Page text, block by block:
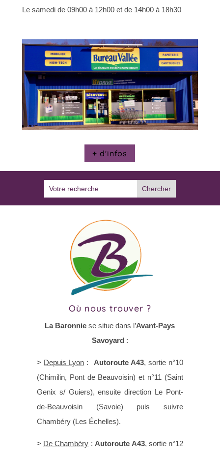
Le samedi de 09h00 à 12h00 et de 14h00 à 18h30
+ d'infos
Où nous trouver ?
La Baronnie se situe dans l’Avant-Pays
Savoyard :
> Depuis Lyon : Autoroute A43, sortie n°10
(Chimilin, Pont de Beauvoisin) et n°11 (Saint
Genix s/ Guiers), ensuite direction Le Pont-
de-Beauvoisin (Savoie) puis suivre
Chambéry (Les Échelles).
> De Chambéry : Autoroute A43, sortie n°12